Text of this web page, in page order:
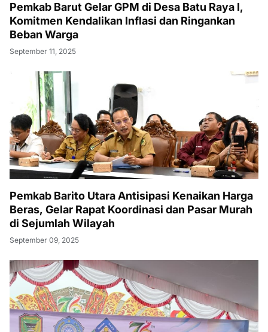
Pemkab Barut Gelar GPM di Desa Batu Raya I,
Komitmen Kendalikan Inflasi dan Ringankan
Beban Warga
September 11, 2025
Pemkab Barito Utara Antisipasi Kenaikan Harga
Beras, Gelar Rapat Koordinasi dan Pasar Murah
di Sejumlah Wilayah
September 09, 2025